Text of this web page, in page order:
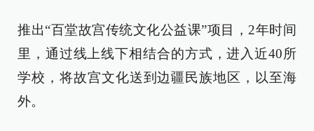
推出“百堂故宫传统文化公益课”项目，2年时间
里，通过线上线下相结合的方式，进入近40所
学校，将故宫文化送到边疆民族地区，以至海
外。